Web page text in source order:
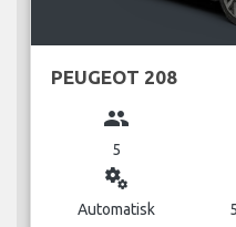
PEUGEOT 208
group
5
miscellaneous_services
Automatisk